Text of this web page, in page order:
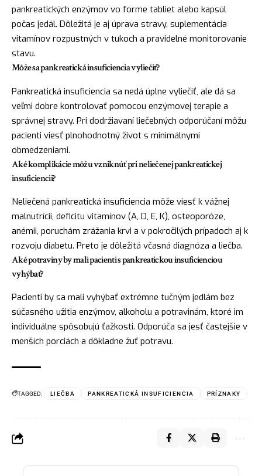
pankreatických enzýmov vo forme tabliet alebo kapsúl
počas jedál. Dôležitá je aj úprava stravy, suplementácia
vitamínov rozpustných v tukoch a pravidelné monitorovanie
stavu.
Môže sa pankreatická insuficiencia vyliečiť?
Pankreatická insuficiencia sa nedá úplne vyliečiť, ale dá sa
veľmi dobre kontrolovať pomocou enzýmovej terapie a
správnej stravy. Pri dodržiavaní liečebných odporúčaní môžu
pacienti viesť plnohodnotný život s minimálnymi
obmedzeniami.
Aké komplikácie môžu vzniknúť pri neliečenej pankreatickej
insuficiencii?
Neliečená pankreatická insuficiencia môže viesť k vážnej
malnutrícii, deficitu vitamínov (A, D, E, K), osteoporóze,
anémii, poruchám zrážania krvi a v pokročilých prípadoch aj k
rozvoju diabetu. Preto je dôležitá včasná diagnóza a liečba.
Aké potraviny by mali pacienti s pankreatickou insuficienciou
vyhýbať?
Pacienti by sa mali vyhýbať extrémne tučným jedlám bez
súčasného užitia enzýmov, alkoholu a potravinám, ktoré im
individuálne spôsobujú ťažkosti. Odporúča sa jesť častejšie v
menších porciách a dôkladne žuť potravu.
TAGGED: LIEČBA PANKREATICKÁ INSUFICIENCIA PRÍZNAKY